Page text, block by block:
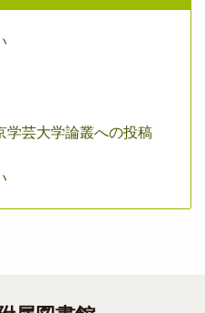
芸大学論叢への投稿